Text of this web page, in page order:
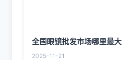
全国眼镜批发市场哪里最大
2025-11-21